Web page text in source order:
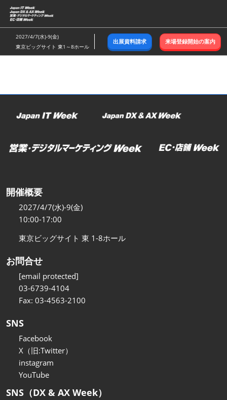
ス
キ
ッ
し
む
2027/4/7(水)-9(金)
東京ビッグサイト 東1～8ホール
出展資料請求 来場登録開始の案内
開催概要
2027/4/7(水)-9(金)
10:00-17:00
東京ビッグサイト 東 1-8ホール
お問合せ
[email protected]
03-6739-4104
Fax: 03-4563-2100
SNS
Facebook
X（旧:Twitter）
instagram
YouTube
SNS（DX & AX Week）